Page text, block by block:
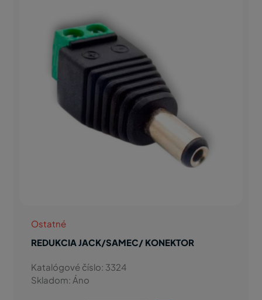
Ostatné
REDUKCIA JACK/SAMEC/ KONEKTOR
Katalógové číslo: 3324
Skladom: Áno